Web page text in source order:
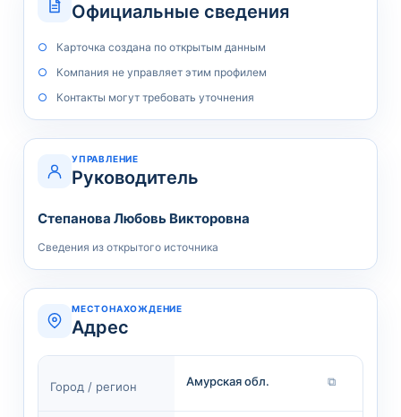
Официальные сведения
Карточка создана по открытым данным
Компания не управляет этим профилем
Контакты могут требовать уточнения
УПРАВЛЕНИЕ
Руководитель
Степанова Любовь Викторовна
Сведения из открытого источника
МЕСТОНАХОЖДЕНИЕ
Адрес
Город / регион Амурская обл. ⧉